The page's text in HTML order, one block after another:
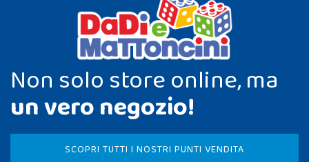
Non solo store online, ma
un vero negozio!
SCOPRI TUTTI I NOSTRI PUNTI VENDITA